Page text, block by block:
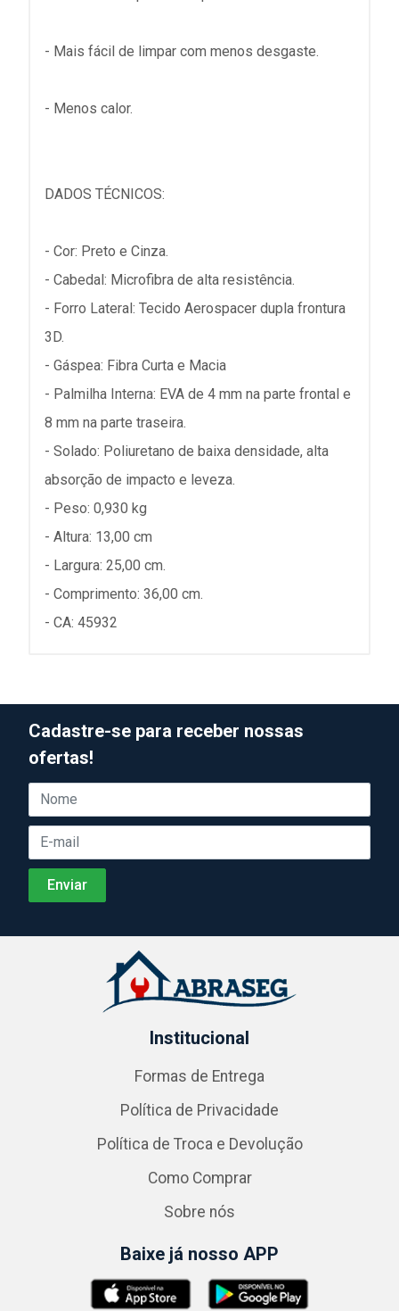
- Mais fácil de limpar com menos desgaste.
- Menos calor.
DADOS TÉCNICOS:
- Cor: Preto e Cinza.
- Cabedal: Microfibra de alta resistência.
- Forro Lateral: Tecido Aerospacer dupla frontura
3D.
- Gáspea: Fibra Curta e Macia
- Palmilha Interna: EVA de 4 mm na parte frontal e
8 mm na parte traseira.
- Solado: Poliuretano de baixa densidade, alta
absorção de impacto e leveza.
- Peso: 0,930 kg
- Altura: 13,00 cm
- Largura: 25,00 cm.
- Comprimento: 36,00 cm.
- CA: 45932
Cadastre-se para receber nossas
ofertas!
Institucional
Formas de Entrega
Política de Privacidade
Política de Troca e Devolução
Como Comprar
Sobre nós
Baixe já nosso APP